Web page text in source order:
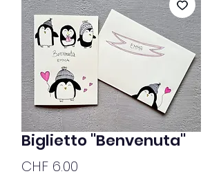
Biglietto ''Benvenuta''
CHF 6.00